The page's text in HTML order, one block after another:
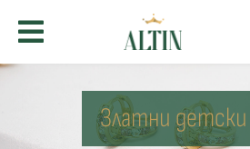
Златни